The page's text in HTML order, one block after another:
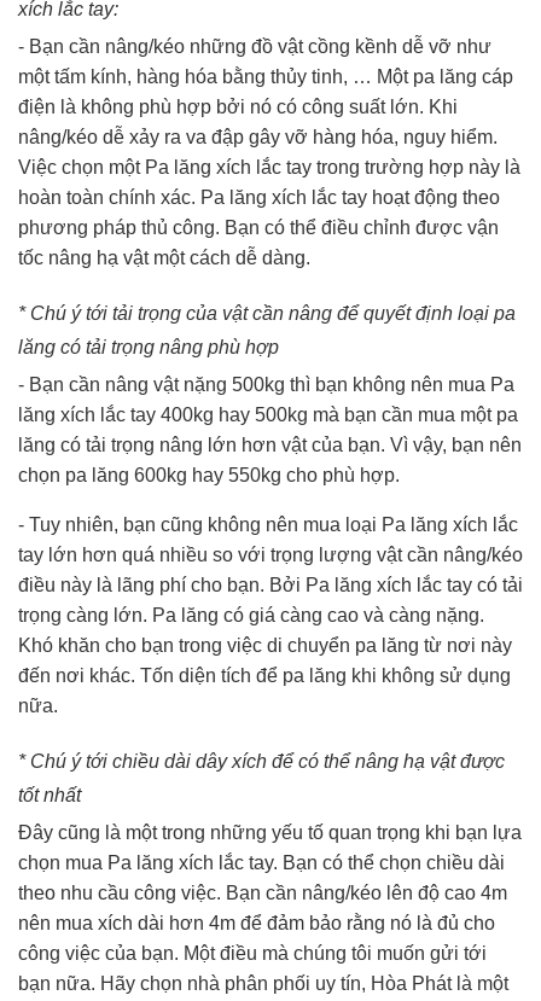
xích lắc tay:
- Bạn cần nâng/kéo những đồ vật cồng kềnh dễ vỡ như
một tấm kính, hàng hóa bằng thủy tinh, … Một pa lăng cáp
điện là không phù hợp bởi nó có công suất lớn. Khi
nâng/kéo dễ xảy ra va đập gây vỡ hàng hóa, nguy hiểm.
Việc chọn một Pa lăng xích lắc tay trong trường hợp này là
hoàn toàn chính xác. Pa lăng xích lắc tay hoạt động theo
phương pháp thủ công. Bạn có thể điều chỉnh được vận
tốc nâng hạ vật một cách dễ dàng.
* Chú ý tới tải trọng của vật cần nâng để quyết định loại pa
lăng có tải trọng nâng phù hợp
- Bạn cần nâng vật nặng 500kg thì bạn không nên mua Pa
lăng xích lắc tay 400kg hay 500kg mà bạn cần mua một pa
lăng có tải trọng nâng lớn hơn vật của bạn. Vì vậy, bạn nên
chọn pa lăng 600kg hay 550kg cho phù hợp.
- Tuy nhiên, bạn cũng không nên mua loại Pa lăng xích lắc
tay lớn hơn quá nhiều so với trọng lượng vật cần nâng/kéo
điều này là lãng phí cho bạn. Bởi Pa lăng xích lắc tay có tải
trọng càng lớn. Pa lăng có giá càng cao và càng nặng.
Khó khăn cho bạn trong việc di chuyển pa lăng từ nơi này
đến nơi khác. Tốn diện tích để pa lăng khi không sử dụng
nữa.
* Chú ý tới chiều dài dây xích để có thể nâng hạ vật được
tốt nhất
Đây cũng là một trong những yếu tố quan trọng khi bạn lựa
chọn mua Pa lăng xích lắc tay. Bạn có thể chọn chiều dài
theo nhu cầu công việc. Bạn cần nâng/kéo lên độ cao 4m
nên mua xích dài hơn 4m để đảm bảo rằng nó là đủ cho
công việc của bạn. Một điều mà chúng tôi muốn gửi tới
bạn nữa. Hãy chọn nhà phân phối uy tín, Hòa Phát là một